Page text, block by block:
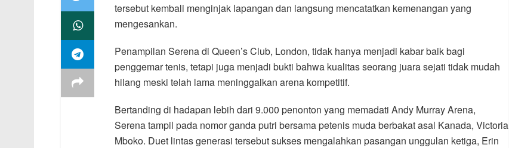
tersebut kembali menginjak lapangan dan langsung mencatatkan kemenangan yang
mengesankan.
Penampilan Serena di Queen’s Club, London, tidak hanya menjadi kabar baik bagi
penggemar tenis, tetapi juga menjadi bukti bahwa kualitas seorang juara sejati tidak mudah
hilang meski telah lama meninggalkan arena kompetitif.
Bertanding di hadapan lebih dari 9.000 penonton yang memadati Andy Murray Arena,
Serena tampil pada nomor ganda putri bersama petenis muda berbakat asal Kanada, Victoria
Mboko. Duet lintas generasi tersebut sukses mengalahkan pasangan unggulan ketiga, Erin